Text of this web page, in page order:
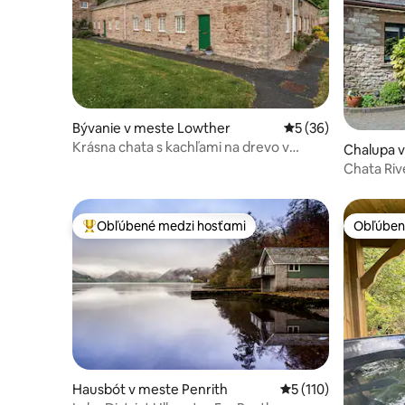
Bývanie v meste Lowther Priemerné
5 (36)
Krásna chata s kachľami na drevo v
Chalupa
Chata
Najobľúbenejšie medzi hosťami
Obľúbené medzi hosťami
Hausbót v meste Penrith Priemerné
5 (110)